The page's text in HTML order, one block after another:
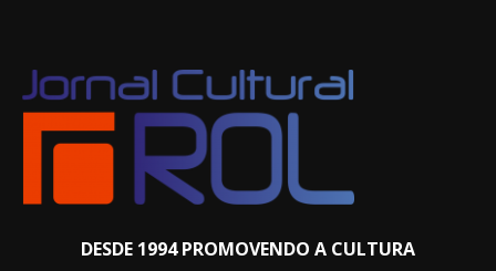
DESDE 1994 PROMOVENDO A CULTURA